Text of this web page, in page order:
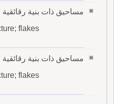
مساحيق ذات بنية رقائقية
flakes
مساحيق ذات بنية رقائقية
flakes